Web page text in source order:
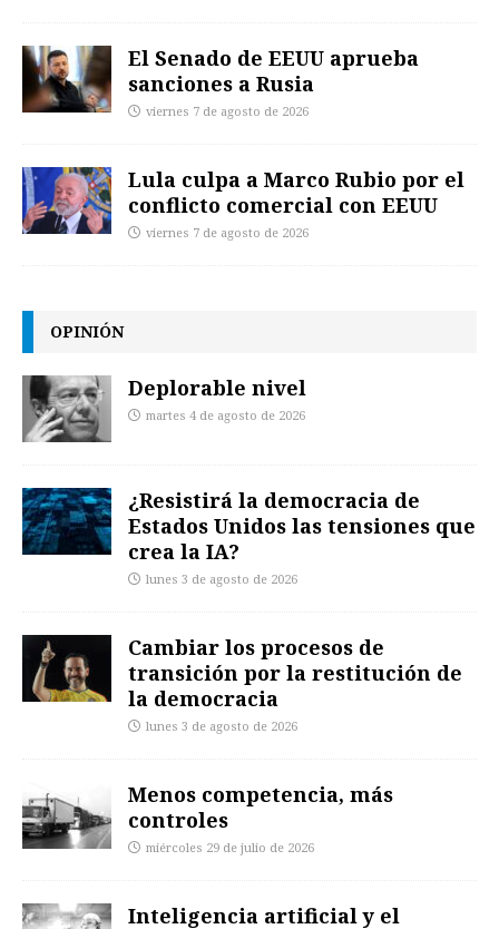
El Senado de EEUU aprueba
sanciones a Rusia
viernes 7 de agosto de 2026
Lula culpa a Marco Rubio por el
conflicto comercial con EEUU
viernes 7 de agosto de 2026
OPINIÓN
Deplorable nivel
martes 4 de agosto de 2026
¿Resistirá la democracia de
Estados Unidos las tensiones que
crea la IA?
lunes 3 de agosto de 2026
Cambiar los procesos de
transición por la restitución de
la democracia
lunes 3 de agosto de 2026
Menos competencia, más
controles
miércoles 29 de julio de 2026
Inteligencia artificial y el